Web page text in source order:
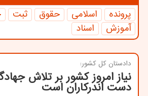
پرونده اسلامی حقوق ثبت
آموزش
اسناد
دادستان كل كشور:
نیاز امروز كشور بر تلاش
دست اندركاران است